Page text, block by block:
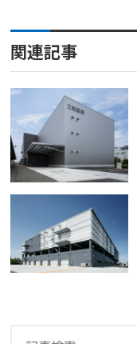
関連記事